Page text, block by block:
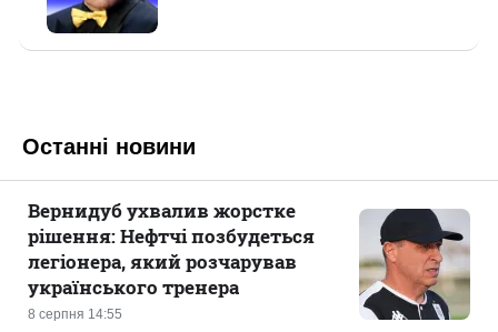
Останні новини
8 серпня 14:55
Вернидуб ухвалив жорстке
рішення: Нефтчі позбудеться
легіонера, який розчарував
українського тренера